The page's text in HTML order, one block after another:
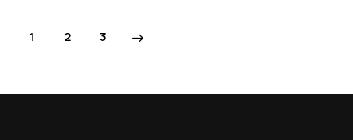
1 2 3